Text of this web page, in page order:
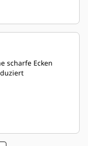
scharfe Ecken